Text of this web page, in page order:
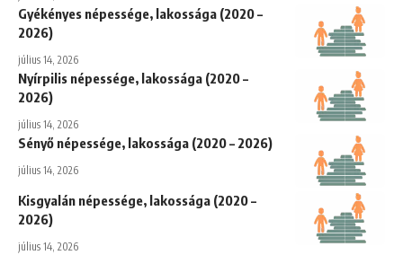
Gyékényes népessége, lakossága (2020 –
2026)
július 14, 2026
Nyírpilis népessége, lakossága (2020 –
2026)
július 14, 2026
Sényő népessége, lakossága (2020 – 2026)
július 14, 2026
Kisgyalán népessége, lakossága (2020 –
2026)
július 14, 2026